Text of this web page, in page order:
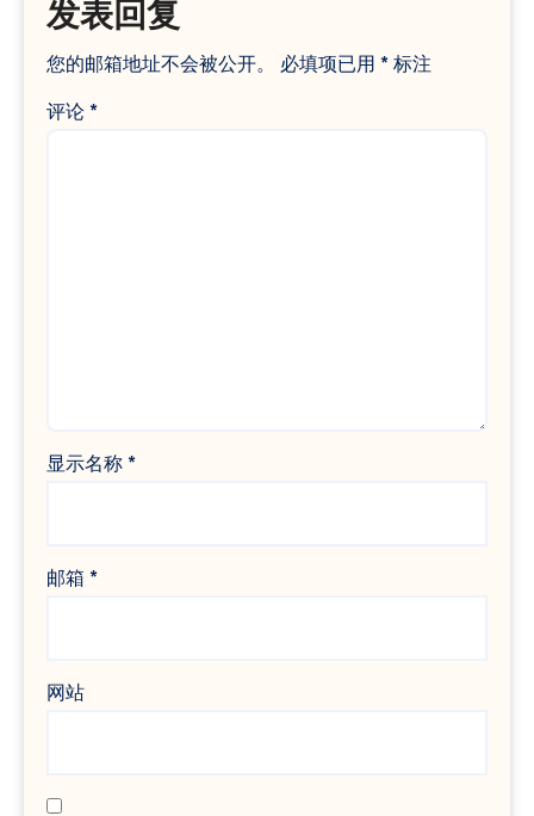
发表回复
您的邮箱地址不会被公开。 必填项已用 * 标注
评论 *
显示名称 *
邮箱 *
网站